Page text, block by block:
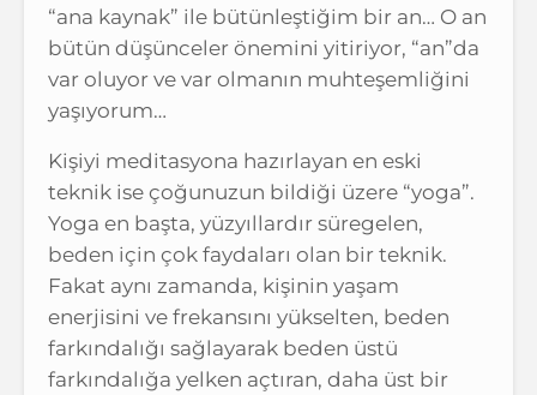
“ana kaynak” ile bütünleştiğim bir an… O an
bütün düşünceler önemini yitiriyor, “an”da
var oluyor ve var olmanın muhteşemliğini
yaşıyorum…
Kişiyi meditasyona hazırlayan en eski
teknik ise çoğunuzun bildiği üzere “yoga”.
Yoga en başta, yüzyıllardır süregelen,
beden için çok faydaları olan bir teknik.
Fakat aynı zamanda, kişinin yaşam
enerjisini ve frekansını yükselten, beden
farkındalığı sağlayarak beden üstü
farkındalığa yelken açtıran, daha üst bir